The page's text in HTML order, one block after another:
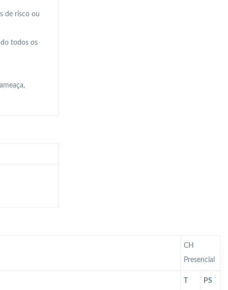
de risco ou
todos os
CH
Presencial
PS